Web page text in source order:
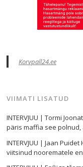
Korvpall24.ee
VIIMATI LISATUD
INTERVJUU | Tormi
päris maffia see polnud,
INTERVJUU | Jaan
viitsinud noorematele